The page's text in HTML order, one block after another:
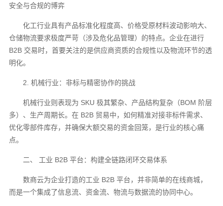
安全与合规的博弈
化工行业具有产品标准化程度高、价格受原材料波动影响大、
仓储物流要求极度严苛（涉及危化品管理）的特点。企业在进行
B2B 交易时，首要关注的是供应商资质的合规性以及物流环节的透
明化。
2. 机械行业：非标与精密协作的挑战
机械行业则表现为 SKU 极其繁杂、产品结构复杂（BOM 阶层
多）、生产周期长。在 B2B 贸易中，如何精准对接非标件需求、
优化零部件库存，并确保大额交易的资金回笼，是行业的核心痛
点。
二、 工业 B2B 平台：构建全链路闭环交易体系
数商云为企业打造的工业 B2B 平台，并非简单的在线商城，
而是一个集成了信息流、资金流、物流与数据流的协同中心。